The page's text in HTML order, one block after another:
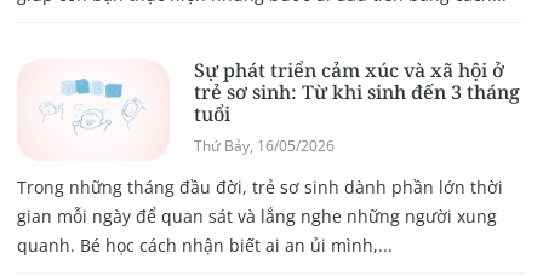
Sự phát triển cảm xúc và xã hội ở
trẻ sơ sinh: Từ khi sinh đến 3 tháng
tuổi
Thứ Bảy, 16/05/2026
Trong những tháng đầu đời, trẻ sơ sinh dành phần lớn thời
gian mỗi ngày để quan sát và lắng nghe những người xung
quanh. Bé học cách nhận biết ai an ủi mình,...